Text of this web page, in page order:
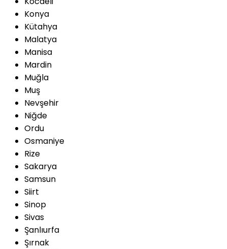
Konya
Kütahya
Malatya
Manisa
Mardin
Muğla
Muş
Nevşehir
Niğde
Ordu
Osmaniye
Rize
Sakarya
Samsun
Siirt
Sinop
Sivas
Şanlıurfa
Şırnak